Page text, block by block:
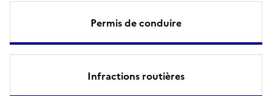
Permis de conduire
Infractions routières